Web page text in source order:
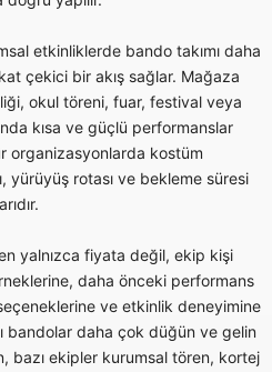
etkinliklerde bando takımı daha
çekici bir akış sağlar. Mağaza
okul töreni, fuar, festival veya
kısa ve güçlü performanslar
organizasyonlarda kostüm
yürüyüş rotası ve bekleme süresi
yalnızca fiyata değil, ekip kişi
daha önceki performans
ve etkinlik deneyimine
bandolar daha çok düğün ve gelin
bazı ekipler kurumsal tören, kortej